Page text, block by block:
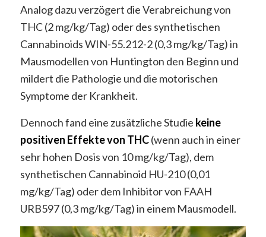
Analog dazu verzögert die Verabreichung von
THC (2 mg/kg/Tag) oder des synthetischen
Cannabinoids WIN-55.212-2 (0,3 mg/kg/Tag) in
Mausmodellen von Huntington den Beginn und
mildert die Pathologie und die motorischen
Symptome der Krankheit.
Dennoch fand eine zusätzliche Studie keine
positiven Effekte von THC(wenn auch in einer
sehr hohen Dosis von 10 mg/kg/Tag), dem
synthetischen Cannabinoid HU-210 (0,01
mg/kg/Tag) oder dem Inhibitor von FAAH
URB597 (0,3 mg/kg/Tag) in einem Mausmodell.